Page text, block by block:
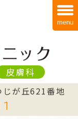
皮膚科
じが丘621番地
menu